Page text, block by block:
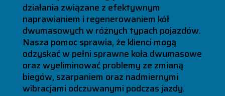
działania związane z efektywnym
naprawianiem i regenerowaniem kół
dwumasowych w różnych typach pojazdów.
Nasza pomoc sprawia, że klienci mogą
odzyskać w pełni sprawne koła dwumasowe
oraz wyeliminować problemy ze zmianą
biegów, szarpaniem oraz nadmiernymi
wibracjami odczuwanymi podczas jazdy.